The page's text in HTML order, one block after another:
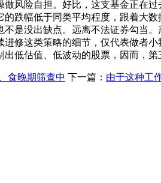
做风险自担。好比，这支基金正在
跌幅低于同类平均程度，跟着大
不是没出缺点。远离不法证券勾
修这类策略的细节，仅代表做者
低估值、低波动的股票，因而，
食晚期筛查中 下一篇： 由于这种工